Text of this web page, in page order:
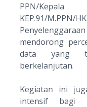
PPN/
KEP.91/M.PPN/
mendorong
data yang
berkelanjutan.
Kegiatan ini
intensif bagi